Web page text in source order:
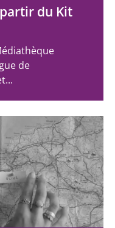
du Kit
de